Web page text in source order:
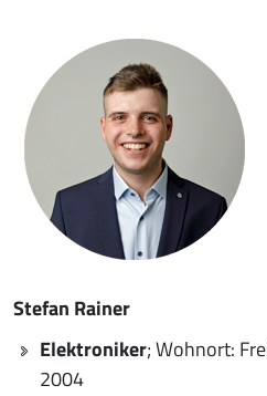
Stefan Rainer
Elektroniker; Wohnort:
2004